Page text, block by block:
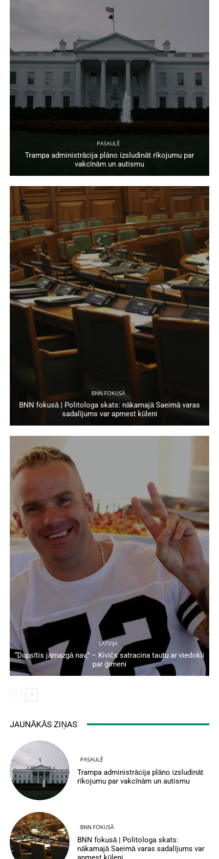
PASAULĒ
Trampa administrācija plāno izsludināt rīkojumu par
vakcīnām un autismu
BNN FOKUSĀ
BNN fokusā | Politologa skats: nākamajā Saeimā varas
sadalījums var apmest kūleni
LATVIJA
“Dupsītis jāmazgā nav,” – Kivičs satracina tautu ar viedokli
par ģimeni
JAUNĀKĀS ZIŅAS
PASAULĒ
Trampa administrācija plāno izsludināt
rīkojumu par vakcīnām un autismu
BNN FOKUSĀ
BNN fokusā | Politologa skats:
nākamajā Saeimā varas sadalījums var